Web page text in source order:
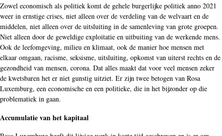
Zowel economisch als politiek komt de gehele burgerlijke politiek anno 2021
weer in ernstige crises, niet alleen over de verdeling van de welvaart en de
middelen, niet alleen over de uitsluiting in de samenleving van grote groepen.
Niet alleen door de geweldige exploitatie en uitbuiting van de werkende mens.
Ook de leefomgeving, milieu en klimaat, ook de manier hoe mensen met
elkaar omgaan, racisme, seksisme, uitsluiting, opkomst van uiterst rechts en de
gezondheid van mensen, corona. Dat alles maakt dat voor veel mensen zeker
de kwetsbaren het er niet gunstig uitziet. Er zijn twee betogen van Rosa
Luxemburg, een economische en een politieke, die in het bijzonder op die
problematiek in gaan.
Accumulatie van het kapitaal